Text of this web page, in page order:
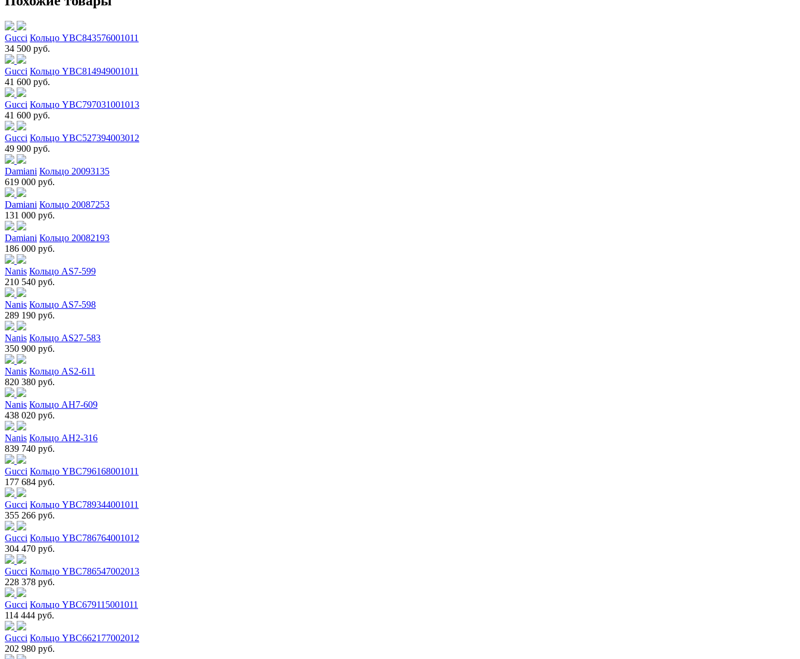
Gucci Кольцо YBC843576001011
34 500 руб.
Gucci Кольцо YBC814949001011
41 600 руб.
Gucci Кольцо YBC797031001013
41 600 руб.
Gucci Кольцо YBC527394003012
49 900 руб.
Damiani Кольцо 20093135
619 000 руб.
Damiani Кольцо 20087253
131 000 руб.
Damiani Кольцо 20082193
186 000 руб.
Nanis Кольцо AS7-599
210 540 руб.
Nanis Кольцо AS7-598
289 190 руб.
Nanis Кольцо AS27-583
350 900 руб.
Nanis Кольцо AS2-611
820 380 руб.
Nanis Кольцо AH7-609
438 020 руб.
Nanis Кольцо AH2-316
839 740 руб.
Gucci Кольцо YBC796168001011
177 684 руб.
Gucci Кольцо YBC789344001011
355 266 руб.
Gucci Кольцо YBC786764001012
304 470 руб.
Gucci Кольцо YBC786547002013
228 378 руб.
Gucci Кольцо YBC679115001011
114 444 руб.
Gucci Кольцо YBC662177002012
202 980 руб.